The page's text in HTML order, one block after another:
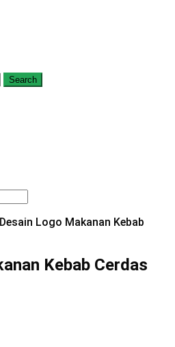
Search
Desain Logo Makanan Kebab
Kebab Cerdas